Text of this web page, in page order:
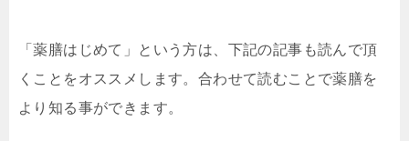
「薬膳はじめて」という方は、下記の記事も読んで頂
くことをオススメします。合わせて読むことで薬膳を
より知る事ができます。